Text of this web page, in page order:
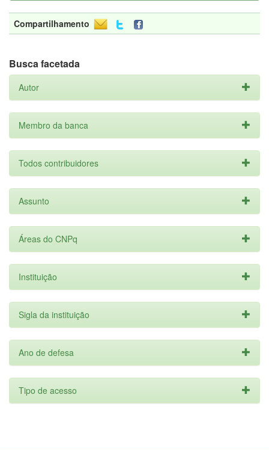
Compartilhamento
Busca facetada
Autor
Membro da banca
Todos contribuidores
Assunto
Áreas do CNPq
Instituição
Sigla da instituição
Ano de defesa
Tipo de acesso